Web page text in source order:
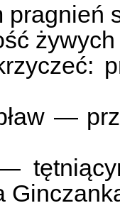
pragnień
—